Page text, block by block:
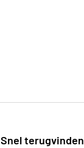
Snel terugvinden